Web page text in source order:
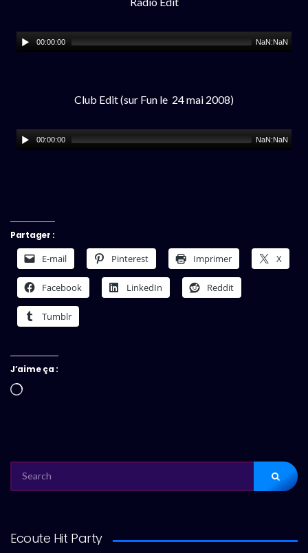
00:00:00 NaN:NaN
Club Edit (sur Fun le 24 mai 2008)
00:00:00 NaN:NaN
Partager :
E-mail Pinterest Imprimer X
Facebook LinkedIn Reddit
Tumblr
J’aime ça :
Chargement…
FOR:
Ecoute Hit Party